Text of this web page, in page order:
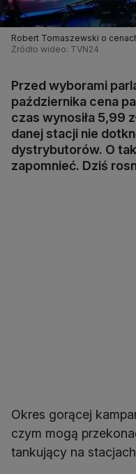
Robert Tomaszewski o
Źródło wideo: TVN24
Przed wyborami
października cena
czas wynosiła 5,99
danej stacji nie
dystrybutorów. O
zapomnieć. Dziś
Okres gorącej
czym mogą
tankujący na